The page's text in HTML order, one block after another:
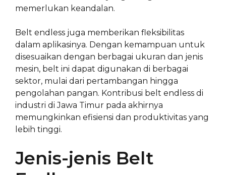
memerlukan keandalan.
Belt endless juga memberikan fleksibilitas
dalam aplikasinya. Dengan kemampuan untuk
disesuaikan dengan berbagai ukuran dan jenis
mesin, belt ini dapat digunakan di berbagai
sektor, mulai dari pertambangan hingga
pengolahan pangan. Kontribusi belt endless di
industri di Jawa Timur pada akhirnya
memungkinkan efisiensi dan produktivitas yang
lebih tinggi.
Jenis-jenis Belt